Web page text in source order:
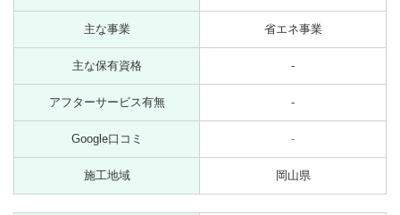
主な事業 省エネ事業
主な保有資格 -
アフターサービス有無 -
Google口コミ -
施工地域 岡山県